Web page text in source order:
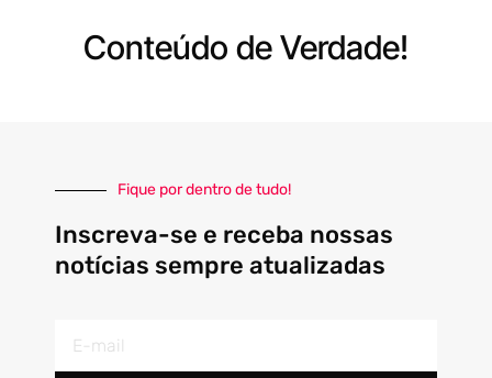
Conteúdo de Verdade!
Fique por dentro de tudo!
Inscreva-se e receba nossas
notícias sempre atualizadas
mail